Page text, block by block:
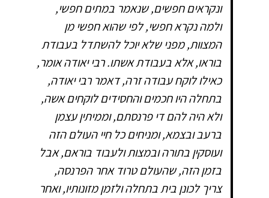
ונקראים חפשים, שנאמר במתים חפשי,
ולמה נקרא חפשי, לפי שהוא חפשי מן
המצוות, מפני שלא יוכל להשתדל בעבודת
בוראו, אלא בעבודת אשתו. רבי יאודה אומר,
כאילו לוקח עבודה זרה, דאמר רבי יאודה,
בתחלה היו חכמים והחסידים לוקחים אשה,
ולא היה להם די פרנסתם, וממיתין עצמן
ברעב ובצמא, ומניחים כל חיי העולם הזה
ועוסקין בתורה ובמצות ולעבוד בוראם, אבל
בזמן הזה, שהעולם טרוד אחר הפרנסה,
צריך לכונן בית בתחלה ולזמן מזונותיו, ואחר